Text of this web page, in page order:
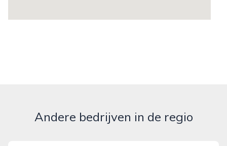
Andere bedrijven in de regio